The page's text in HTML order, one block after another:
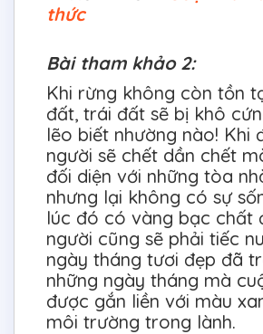
thức
Bài tham khảo 2:
Khi rừng không còn tồn
đất, trái đất sẽ bị khô
lẽo biết nhường nào! Khi
người sẽ chết dần chết
đối diện với những tòa
nhưng lại không có sự
lúc đó có vàng bạc chất
người cũng sẽ phải tiếc
ngày tháng tươi đẹp đã
những ngày tháng mà
được gắn liền với màu
môi trường trong lành.